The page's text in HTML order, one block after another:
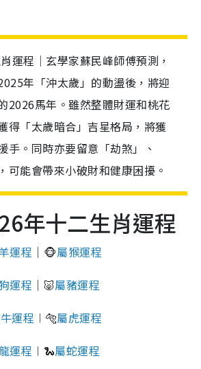
運程｜玄學家蘇民峰師傅預測，
年「沖太歲」的動盪後，將迎
2026馬年。雖然整體財運和桃花
得「太歲暗合」吉星格局，將獲
手。同時亦要留意「劫煞」、
可能會帶來小破財和健康困擾。
年十二生肖運程
運程 ｜🐵屬猴運程
運程 ｜🐷屬豬運程
運程 ︱🐅屬虎運程
運程 ︱🐍屬蛇運程